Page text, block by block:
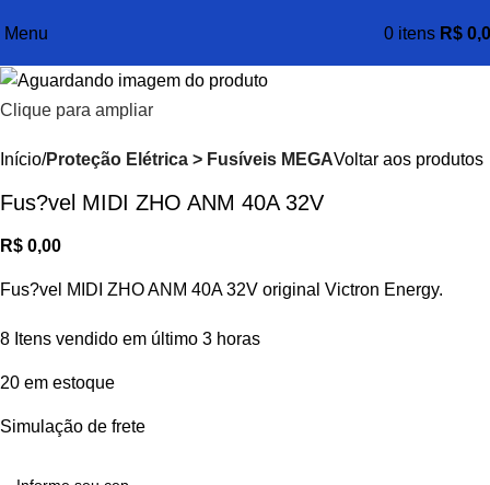
Menu 0 itens R$
Clique para ampliar
Início Proteção Elétrica > Fusíveis MEGAVoltar aos produtos
Fus?vel MIDI ZHO ANM 40A 32V
R$ 0,00
Fus?vel MIDI ZHO ANM 40A 32V original Victron Energy.
8 Itens vendido em último 3 horas
20 em estoque
Simulação de frete